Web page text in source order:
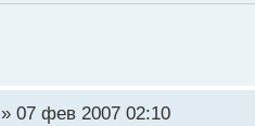
» 07 фев 2007 02:10